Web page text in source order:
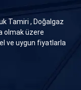
Tamiri , Doğalgaz
olmak üzere
ve uygun fiyatlarla